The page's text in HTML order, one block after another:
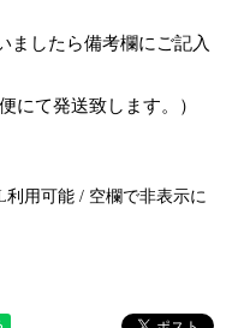
したら備考欄にご記入
にて発送致します。）
用可能 / 空欄で非表示に